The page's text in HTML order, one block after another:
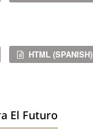
HTML (SPANISH)
El Futuro